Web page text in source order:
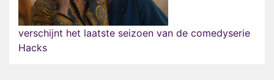
verschijnt het laatste seizoen van de comedyserie
Hacks